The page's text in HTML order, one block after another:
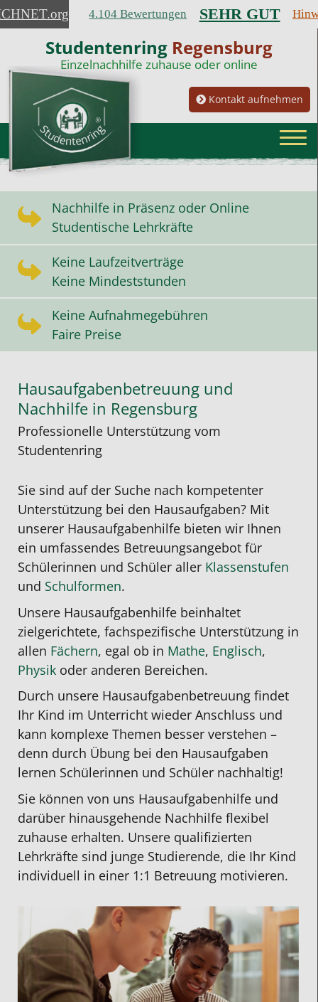
.org 4.104 Bewertungen SEHR GUT
Studentenring Regensburg
Einzelnachhilfe zuhause oder online
Kontakt aufnehmen
Nachhilfe in Präsenz oder Online
Studentische Lehrkräfte
Keine Laufzeitverträge
Keine Mindeststunden
Keine Aufnahmegebühren
Faire Preise
Hausaufgabenbetreuung und
Nachhilfe in Regensburg
Professionelle Unterstützung vom
Studentenring
Sie sind auf der Suche nach kompetenter
Unterstützung bei den Hausaufgaben? Mit
unserer Hausaufgabenhilfe bieten wir Ihnen
ein umfassendes Betreuungsangebot für
Schülerinnen und Schüler aller Klassenstufen
und Schulformen.
Unsere Hausaufgabenhilfe beinhaltet
zielgerichtete, fachspezifische Unterstützung in
allen Fächern, egal ob in Mathe, Englisch,
Physik oder anderen Bereichen.
Durch unsere Hausaufgabenbetreuung findet
Ihr Kind im Unterricht wieder Anschluss und
kann komplexe Themen besser verstehen –
denn durch Übung bei den Hausaufgaben
lernen Schülerinnen und Schüler nachhaltig!
Sie können von uns Hausaufgabenhilfe und
darüber hinausgehende Nachhilfe flexibel
zuhause erhalten. Unsere qualifizierten
Lehrkräfte sind junge Studierende, die Ihr Kind
individuell in einer 1:1 Betreuung motivieren.